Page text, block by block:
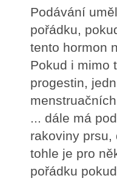
Podávání
pořádku,
tento hormon
Pokud i mimo
progestin,
... dále má
rakoviny prsu,
tohle je pro
pořádku